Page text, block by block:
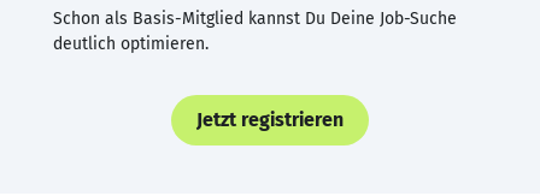
Schon als Basis-Mitglied kannst Du Deine Job-Suche
deutlich optimieren.
Jetzt registrieren